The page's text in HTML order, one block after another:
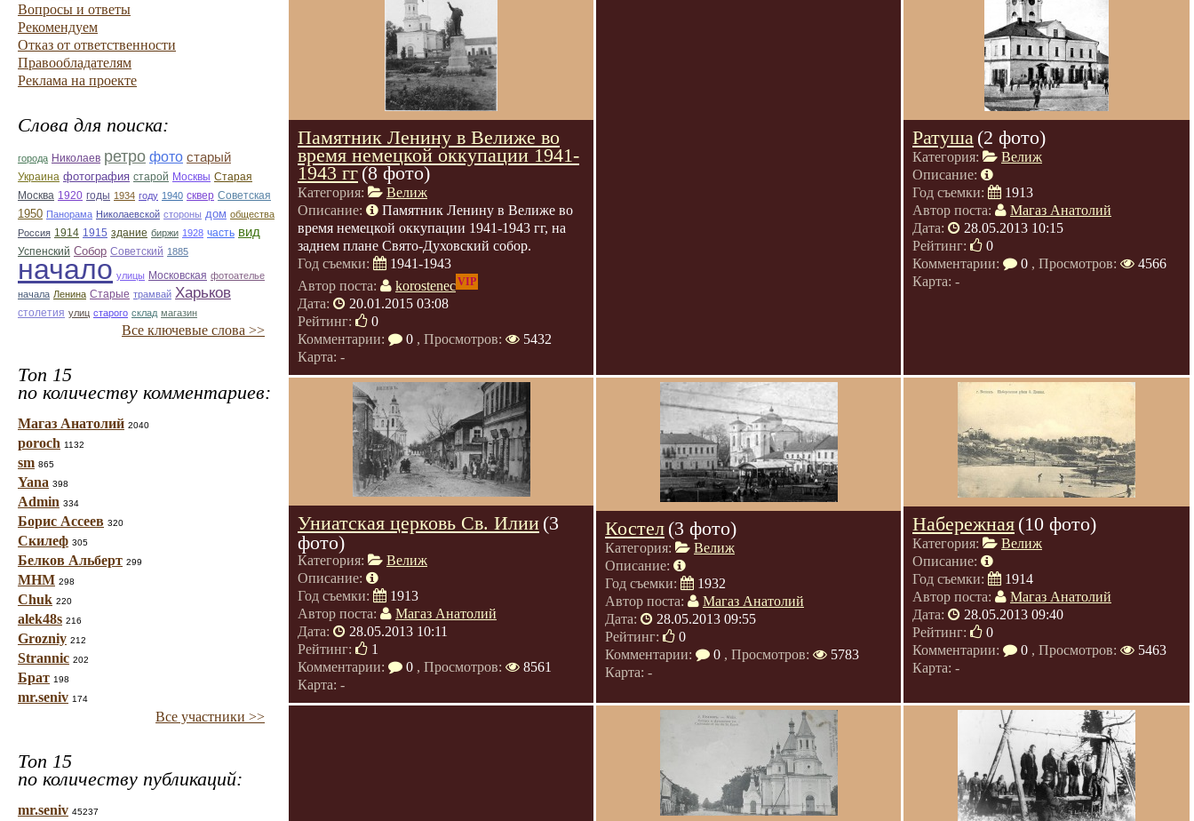
Вопросы и ответы
Рекомендуем
Отказ от ответственности
Правообладателям
Реклама на проекте
Слова для поиска:
города Николаев ретро фото старый
Украина фотография старой Москвы Старая
Москва 1920 годы 1934 году 1940 сквер Советская
1950 Панорама Николаевской стороны дом общества
Россия 1914 1915 здание биржи 1928 часть вид
Успенский Собор Советский 1885
начало улицы Московская фотоателье
начала Ленина Старые трамвай Харьков
столетия улиц старого склад магазин
Все ключевые слова >>
Топ 15
по количеству комментариев:
Магаз Анатолий 2040
poroch 1132
sm 865
Yana 398
Admin 334
Борис Ассеев 320
Скилеф 305
Белков Альберт 299
МНМ 298
Chuk 220
alek48s 216
Grozniy 212
Strannic 202
Брат 198
mr.seniv 174
Все участники >>
Топ 15
по количеству публикаций:
mr.seniv 45237
Памятник Ленину в Велиже во
время немецкой оккупации 1941-
1943 гг(8 фото)
Категория:
Велиж
Описание:
Памятник Ленину в Велиже во
время немецкой оккупации 1941-1943 гг, на
заднем плане Свято-Духовский собор.
Год съемки:
1941-1943
Автор поста:
korostenecVIP
Дата:
20.01.2015 03:08
Рейтинг:
0
Комментарии:
0 , Просмотров:
5432
Карта: -
Ратуша (2 фото)
Категория:
Велиж
Описание:
Год съемки:
1913
Автор поста:
Магаз Анатолий
Дата:
28.05.2013 10:15
Рейтинг:
0
Комментарии:
0 , Просмотров:
4566
Карта: -
Униатская церковь Св. Илии (3
фото)
Категория:
Велиж
Описание:
Год съемки:
1913
Автор поста:
Магаз Анатолий
Дата:
28.05.2013 10:11
Рейтинг:
1
Комментарии:
0 , Просмотров:
8561
Карта: -
Костел (3 фото)
Категория:
Велиж
Описание:
Год съемки:
1932
Автор поста:
Магаз Анатолий
Дата:
28.05.2013 09:55
Рейтинг:
0
Комментарии:
0 , Просмотров:
5783
Карта: -
Набережная (10 фото)
Категория:
Велиж
Описание:
Год съемки:
1914
Автор поста:
Магаз Анатолий
Дата:
28.05.2013 09:40
Рейтинг:
0
Комментарии:
0 , Просмотров:
5463
Карта: -